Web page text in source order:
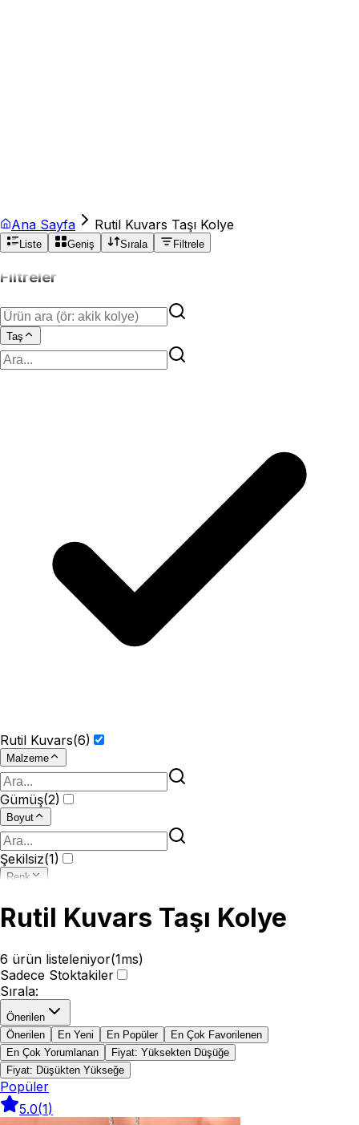
Ana Sayfa Rutil Kuvars Taşı Kolye
Liste Geniş Sırala Filtrele
Filtreler
Taş
Rutil Kuvars(6)
Malzeme
Gümüş(2)
Boyut
Şekilsiz(1)
Renk
Rutil Kuvars Taşı Kolye
6 ürün listeleniyor(1ms)
Sadece Stoktakiler
Sırala:
Önerilen
Önerilen
En Yeni En Popüler
En Çok Favorilenen
En Çok Yorumlanan
Fiyat: Yüksekten Düşüğe
Fiyat: Düşükten Yükseğe
Popüler
5.0(1)